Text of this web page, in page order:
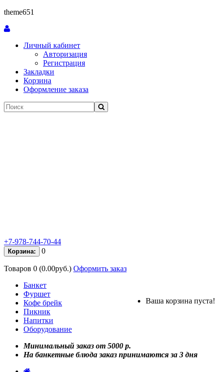
theme651
Личный кабинет
Авторизация
Регистрация
Закладки
Корзина
Оформление заказа
+7-978-744-70-44
Корзина: 0
Товаров 0 (0.00руб.) Оформить заказ
Ваша корзина пуста!
Банкет
Фуршет
Кофе брейк
Пикник
Напитки
Оборудование
Минимальный заказ от 5000 р.
На банкетные блюда заказ принимаются за 3 дня